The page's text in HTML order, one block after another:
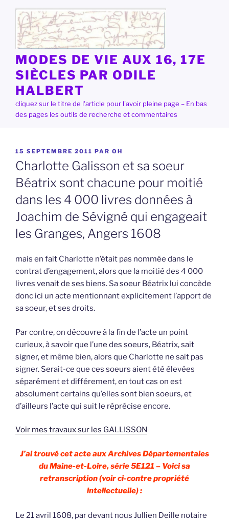
contenu
principal
MODES DE VIE AUX 16, 17E
SIÈCLES PAR ODILE
HALBERT
cliquez sur le titre de l'article pour l'avoir pleine page – En bas
des pages les outils de recherche et commentaires
PUBLIÉ
LE
15 SEPTEMBRE 2011 PAR OH
Charlotte Galisson et sa soeur
Béatrix sont chacune pour moitié
dans les 4 000 livres données à
Joachim de Sévigné qui engageait
les Granges, Angers 1608
mais en fait Charlotte n’était pas nommée dans le
contrat d’engagement, alors que la moitié des 4 000
livres venait de ses biens. Sa soeur Béatrix lui concède
donc ici un acte mentionnant explicitement l’apport de
sa soeur, et ses droits.
Par contre, on découvre à la fin de l’acte un point
curieux, à savoir que l’une des soeurs, Béatrix, sait
signer, et même bien, alors que Charlotte ne sait pas
signer. Serait-ce que ces soeurs aient été élevées
séparément et différement, en tout cas on est
absolument certains qu’elles sont bien soeurs, et
d’ailleurs l’acte qui suit le réprécise encore.
Voir mes travaux sur les GALLISSON
J’ai trouvé cet acte aux Archives Départementales
du Maine-et-Loire, série 5E121 – Voici sa
retranscription (voir ci-contre propriété
intellectuelle) :
Le 21 avril 1608, par devant nous Jullien Deille notaire